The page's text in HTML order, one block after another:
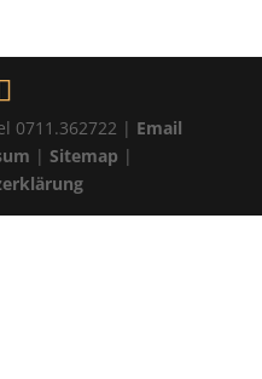
0711.362722 | Email
| Sitemap |